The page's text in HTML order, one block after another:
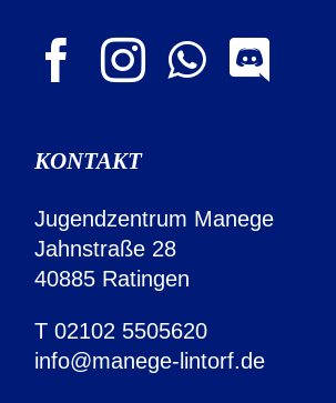
KONTAKT
Jugendzentrum Manege
Jahnstraße 28
40885 Ratingen
T02102 5505620
info@manege-lintorf.de